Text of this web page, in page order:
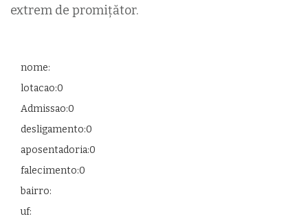
extrem de promițător.
nome:
lotacao:0
Admissao:0
desligamento:0
aposentadoria:0
falecimento:0
bairro:
uf: